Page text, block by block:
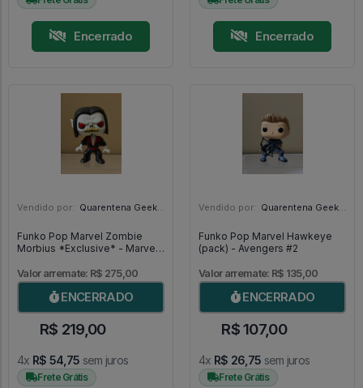
Encerrado Encerrado
Vendido por: Quarentena Geek Store - SP
Funko Pop Marvel Zombie
Morbius *Exclusive* - Marvel
Valor arremate: R$ 275,00
ENCERRADO
R$ 219,00
4x R$ 54,75 sem juros
Frete Grátis
Vendido por: Quarentena Geek Store - SP
Funko Pop Marvel Hawkeye
(pack) - Avengers #2
Valor arremate: R$ 135,00
ENCERRADO
R$ 107,00
4x R$ 26,75 sem juros
Frete Grátis